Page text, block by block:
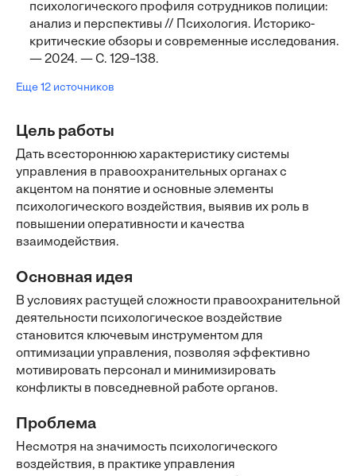
психологического профиля сотрудников полиции:
анализ и перспективы // Психология. Историко-
критические обзоры и современные исследования.
— 2024. — С. 129–138.
Еще 12 источников
Цель работы
Дать всестороннюю характеристику системы
управления в правоохранительных органах с
акцентом на понятие и основные элементы
психологического воздействия, выявив их роль в
повышении оперативности и качества
взаимодействия.
Основная идея
В условиях растущей сложности правоохранительной
деятельности психологическое воздействие
становится ключевым инструментом для
оптимизации управления, позволяя эффективно
мотивировать персонал и минимизировать
конфликты в повседневной работе органов.
Проблема
Несмотря на значимость психологического
воздействия, в практике управления